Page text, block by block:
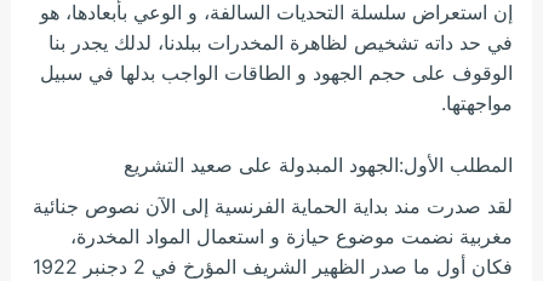
إن استعراض سلسلة التحديات السالفة، و الوعي بأبعادها، هو
في حد داته تشخيص لظاهرة المخدرات ببلدنا، لدلك يجدر بنا
الوقوف على حجم الجهود و الطاقات الواجب بدلها في سبيل
مواجهتها.
المطلب الأول:الجهود المبدولة على صعيد التشريع
لقد صدرت مند بداية الحماية الفرنسية إلى الآن نصوص جنائية
مغربية نضمت موضوع حيازة و استعمال المواد المخدرة،
فكان أول ما صدر الظهير الشريف المؤرخ في 2 دجنبر 1922